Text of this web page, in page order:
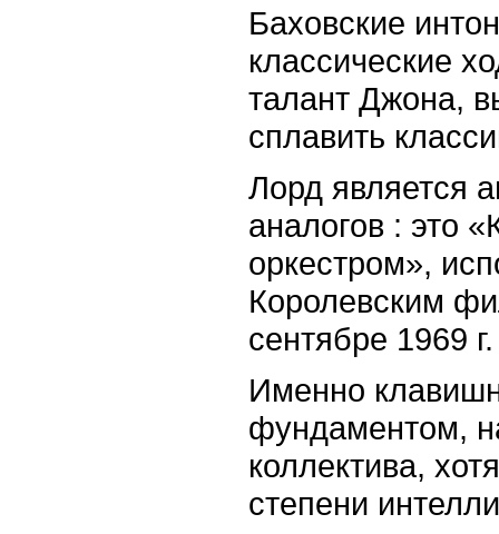
Баховские
классические
талант Джона,
сплавить
Лорд является
аналогов : это
оркестром»,
Королевским
сентябре 1969 г.
Именно
фундаментом,
коллектива,
степени